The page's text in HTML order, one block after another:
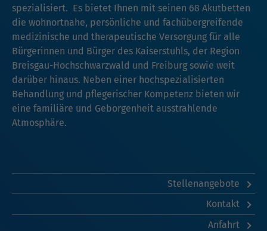
spezialisiert. Es bietet Ihnen mit seinen 68 Akutbetten
die wohnortnahe, persönliche und fachübergreifende
medizinische und therapeutische Versorgung für alle
Bürgerinnen und Bürger des Kaiserstuhls, der Region
Breisgau-Hochschwarzwald und Freiburg sowie weit
darüber hinaus. Neben einer hochspezialisierten
Behandlung und pflegerischer Kompetenz bieten wir
eine familiäre und Geborgenheit ausstrahlende
Atmosphäre.
Stellenangebote
Kontakt
Anfahrt